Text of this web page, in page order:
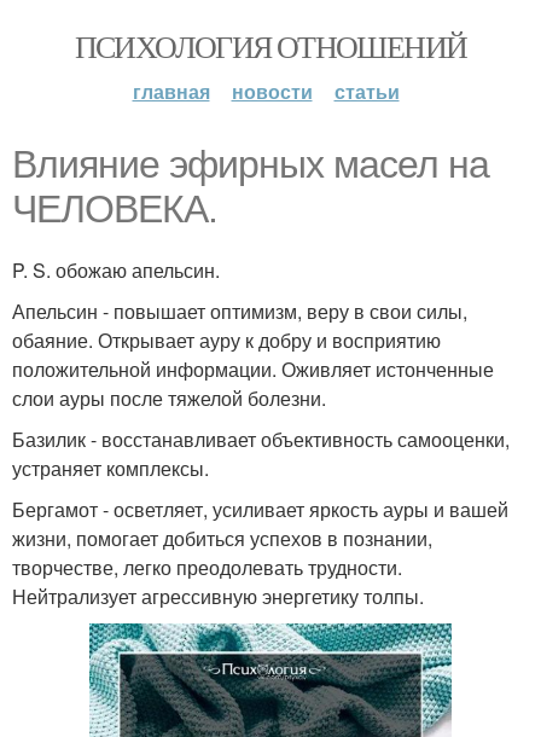
ПСИХОЛОГИЯ ОТНОШЕНИЙ
главная новости статьи
Влияние эфирных масел на
ЧЕЛОВЕКА.
P. S. обожаю апельсин.
Апельсин - повышает оптимизм, веру в свои силы,
обаяние. Открывает ауру к добру и восприятию
положительной информации. Оживляет истонченные
слои ауры после тяжелой болезни.
Базилик - восстанавливает объективность самооценки,
устраняет комплексы.
Бергамот - осветляет, усиливает яркость ауры и вашей
жизни, помогает добиться успехов в познании,
творчестве, легко преодолевать трудности.
Нейтрализует агрессивную энергетику толпы.